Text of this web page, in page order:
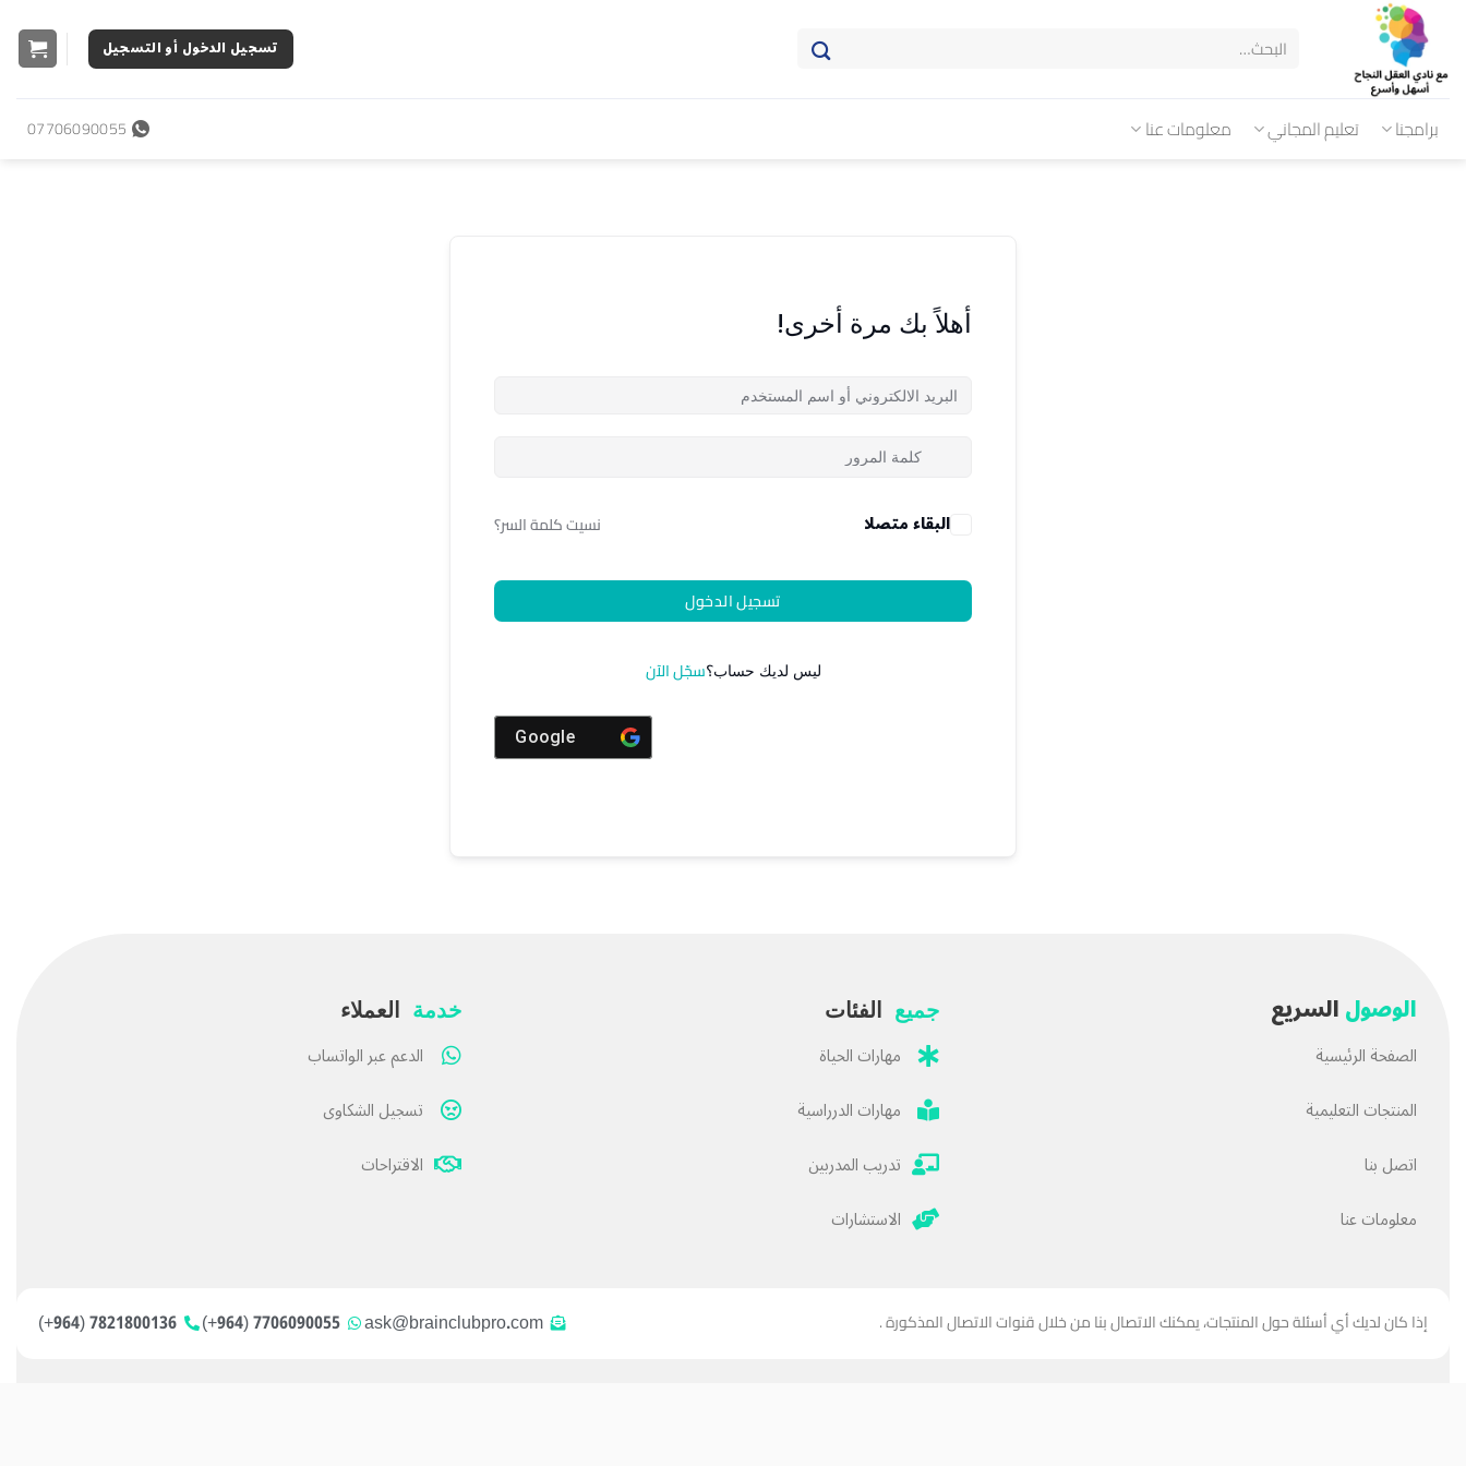
تسجيل الدخول أو التسجيل
برامجنا تعليم المجاني معلومات عنا 07706090055
أهلاً بك مرة أخرى!
البقاء متصلا نسيت كلمة السر؟
تسجيل الدخول
ليس لديك حساب؟سجّل الآن
Google
الوصولالسريع
الصفحة الرئيسية
المنتجات التعليمية
اتصل بنا
معلومات عنا
جميع الفئات
مهارات الحياة
مهارات الدرراسية
تدريب المدربين
الاستشارات
خدمة العملاء
الدعم عبر الواتساب
تسجيل الشكاوى
الاقتراحات
إذا كان لديك أي أسئلة حول المنتجات، يمكنك الاتصال بنا من خلال قنوات الاتصال المذكورة . ask@brainclubpro.com
7706090055 (964+)
7821800136 (964+)